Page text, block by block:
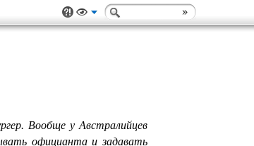
Вообще у Австралийцев
официанта и задавать